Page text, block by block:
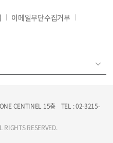
이메일무단수집거부
ONE CENTINEL 15층 TEL : 02-3215-
RESERVED.